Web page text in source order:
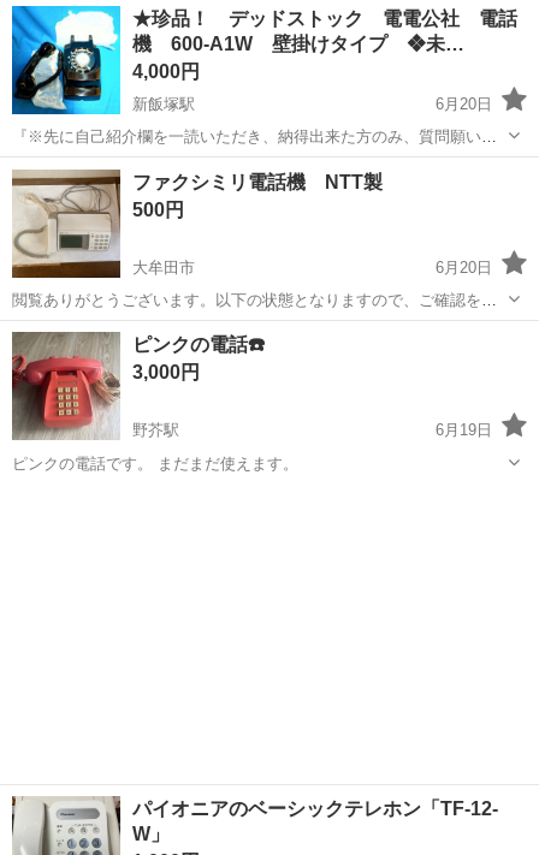
★珍品！ デッドストック 電電公社 電話
機 600-A1W 壁掛けタイプ ❖未…
4,000円
新飯塚駅
6月20日
『※先に自己紹介欄を一読いただき、納得出来た方のみ、質問願いま
す。』 現NTTのダイヤル式の電話機 600A1 珍しい壁掛け式 にな
ります。 通常の台の上に置くタイプがほとんどですが、奥の面にフッ
クの有る...
福岡 飯塚市 新飯塚駅 電話、ＦＡＸ 珍品
ファクシミリ電話機 NTT製
500円
大牟田市
6月20日
閲覧ありがとうございます。以下の状態となりますので、ご確認をお
願いいたします。 ・中古品となりますので、ご承知をお願いいたしま
す。
福岡 大牟田市 電話、ＦＡＸ
ピンクの電話☎️
3,000円
野芥駅
6月19日
ピンクの電話です。 まだまだ使えます。
パイオニアのベーシックテレホン「TF-12-
W」